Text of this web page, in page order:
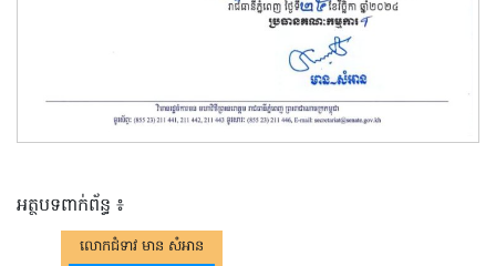
អត្ថបទពាក់ព័ន្ធ ៖
លោកជំទាវ មាន សំអាន